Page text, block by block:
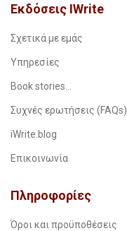
Εκδόσεις IWrite
Σχετικά με εμάς
Υπηρεσίες
Book stories…
Συχνές ερωτήσεις (FAQs)
iWrite.blog
Επικοινωνία
Πληροφορίες
Όροι και προϋποθέσεις